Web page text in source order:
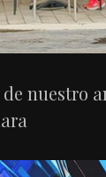
nuestro